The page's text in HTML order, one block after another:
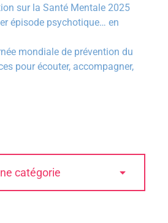
sur la Santé Mentale 2025
épisode psychotique… en
mondiale de prévention du
pour écouter, accompagner,